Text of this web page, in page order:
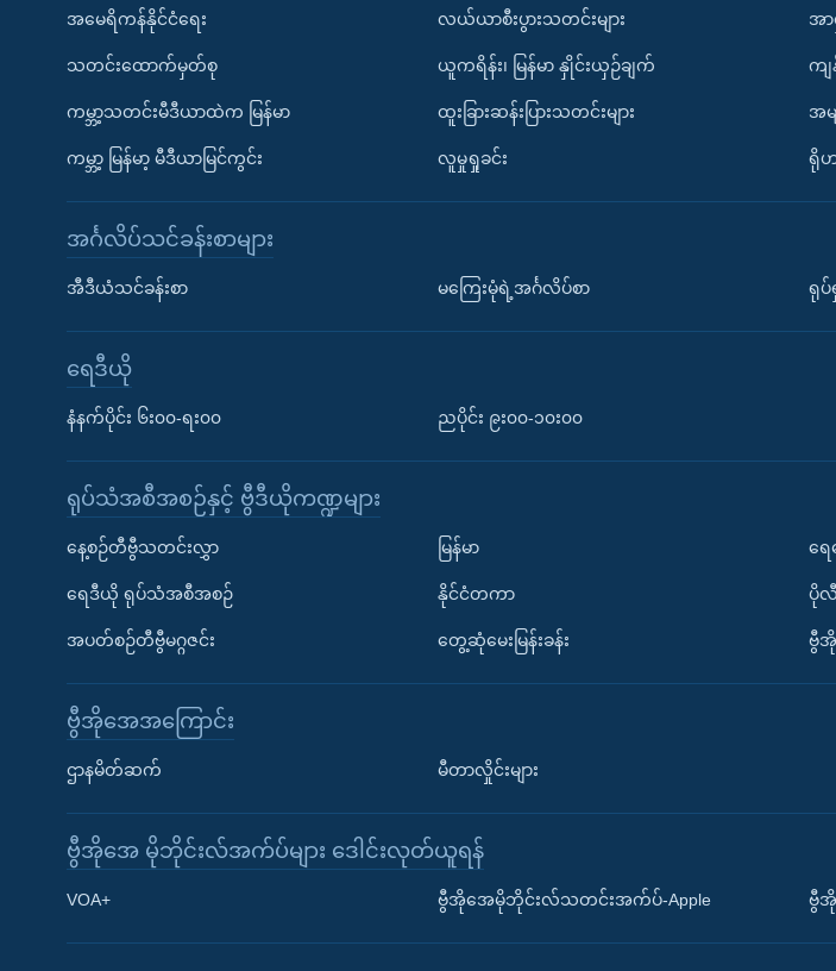
Learning English
အမေရိကန်နိုင်ငံရေး
သတင်းထောက်မှတ်စု
ကမ္ဘာ့သတင်းမီဒီယာထဲက မြန်မာ
ကမ္ဘာ့ မြန်မာ့ မီဒီယာမြင်ကွင်း
လယ်ယာစီးပွားသတင်းများ
ယူကရိန်း၊ မြန်မာ နှိုင်းယှဉ်ချက်
ထူးခြားဆန်းပြားသတင်းများ
လူမှုရှုခင်း
အာ
ကျ
အ
ရိုဟ
အင်္ဂလိပ်သင်ခန်းစာများ
အီဒီယံသင်ခန်းစာ မကြေးမုံရဲ့အင်္ဂလိပ်စာ ရု
ရေဒီယို
နံနက်ပိုင်း ၆း၀၀-ရး၀၀ ညပိုင်း ၉း၀၀-၁၀း၀၀
ရုပ်သံအစီအစဉ်နှင့် ဗွီဒီယိုကဏ္ဍများ
နေ့စဉ်တီဗွီသတင်းလွှာ
ရေဒီယို ရုပ်သံအစီအစဉ်
အပတ်စဉ်တီဗွီမဂ္ဂဇင်း
မြန်မာ
နိုင်ငံတကာ
တွေ့ဆုံမေးမြန်းခန်း
ရေ
ပို
ဗွီ
ဗွီအိုအေအကြောင်း
ဌာနမိတ်ဆက် မီတာလှိုင်းများ
ဗွီအိုအေ မိုဘိုင်းလ်အက်ပ်များ ဒေါင်းလုတ်ယူရန်
VOA+ ဗွီအိုအေမိုဘိုင်းလ်သတင်းအက်ပ်-Apple ဗွီ